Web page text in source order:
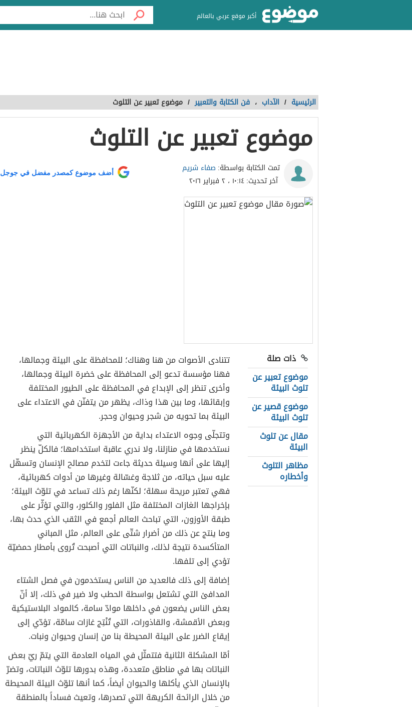
أكبر موقع عربي بالعالم
الرئيسية / الآداب ، فن الكتابة والتعبير / موضوع تعبير عن التلوث
موضوع تعبير عن التلوث
تمت الكتابة بواسطة: صفاء شريم
آخر تحديث:١٠:١٤ ، ٢ فبراير ٢٠١٦
أضف موضوع كمصدر مفضل في جوجل
ذات صلة
موضوع تعبير عن
تلوث البيئة
موضوع قصير عن
تلوث البيئة
مقال عن تلوث
البيئة
مظاهر التلوث
وأخطاره
تتنادى الأصوات من هنا وهناك؛ للمحافظة على البيئة وجمالها،
فهنا مؤسسة تدعو إلى المحافظة على خضرة البيئة وجمالها،
وأخرى تنظر إلى الإبداع في المحافظة على الطيور المختلفة
وإبقائها، وما بين هذا وذاك، يظهر من يتفنّن في الاعتداء على
البيئة بما تحويه من شجر وحيوان وحجر.
وتتجلّى وجوه الاعتداء بداية من الأجهزة الكهربائية التي
نستخدمها في منازلنا، ولا ندري عاقبة استخدامها؛ فالكلّ ينظر
إليها على أنها وسيلة حديثة جاءت لتخدم مصالح الإنسان وتسهّل
عليه سبل حياته، من ثلاجة وغسّالة وغيرها من أدوات كهربائية،
فهي تعتبر مريحة سهلة؛ لكنّها رغم ذلك تساعد في تلوّث البيئة؛
بإخراجها الغازات المختلفة مثل الفلور والكلور، والتي تؤثّر على
طبقة الأوزون، التي تباحث العالم أجمع في الثقب الذي حدث بها،
وما ينتج عن ذلك من أضرار شتّى على العالم، مثل المباني
المتأكسدة نتيجة لذلك، والنباتات التي أصبحت تُروى بأمطار حمضيّة
تؤدي إلى تلفها.
إضافة إلى ذلك فالعديد من الناس يستخدمون في فصل الشتاء
المدافئ التي تشتعل بواسطة الحطب ولا ضير في ذلك، إلا أنّ
بعض الناس يضعون في داخلها موادّ سامة، كالمواد البلاستيكية
وبعض الأقمشة، والقاذورات، التي تُنْتِج غازات سامّة، تؤدّي إلى
إيقاع الضرر على البيئة المحيطة بنا من إنسان وحيوان ونبات.
أمّا المشكلة الثانية فتتمثّل في المياه العادمة التي يتمّ ريّ بعض
النباتات بها في مناطق متعددة، وهذه بدورها تلوّث النباتات، وتضرّ
بالإنسان الذي يأكلها والحيوان أيضاً، كما أنها تلوّث البيئة المحيطة
من خلال الرائحة الكريهة التي تصدرها، وتعيث فساداً بالمنطقة